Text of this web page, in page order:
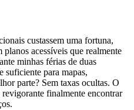
custassem uma fortuna,
acessíveis que realmente
minhas férias de duas
suficiente para mapas,
parte? Sem taxas ocultas. O
finalmente encontrar